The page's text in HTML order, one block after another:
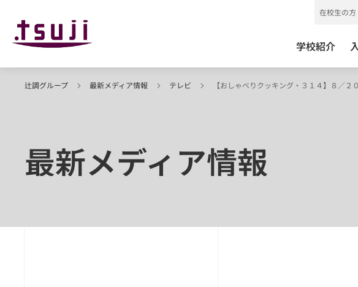
学校紹介
在校生の方
辻調グループ 最新メディア情報 テレビ 【おしゃべりクッキング・３１４】８／２
最新メディア情報